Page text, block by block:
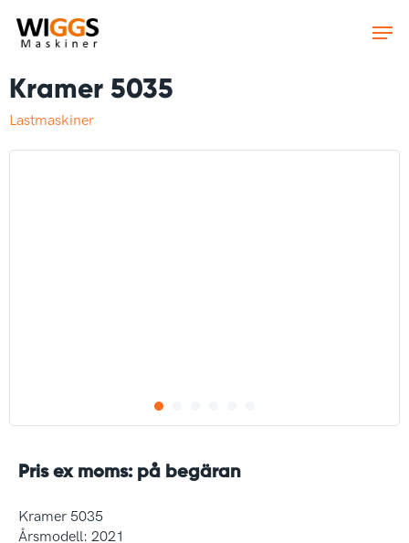
main
Kramer 5035
Lastmaskiner
Pris ex moms: på begäran
Kramer 5035
Årsmodell: 2021